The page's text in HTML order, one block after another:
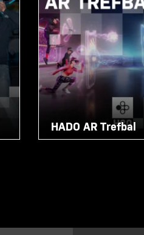
HADO AR Trefbal